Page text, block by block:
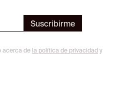
acerca de la política de privacidad y